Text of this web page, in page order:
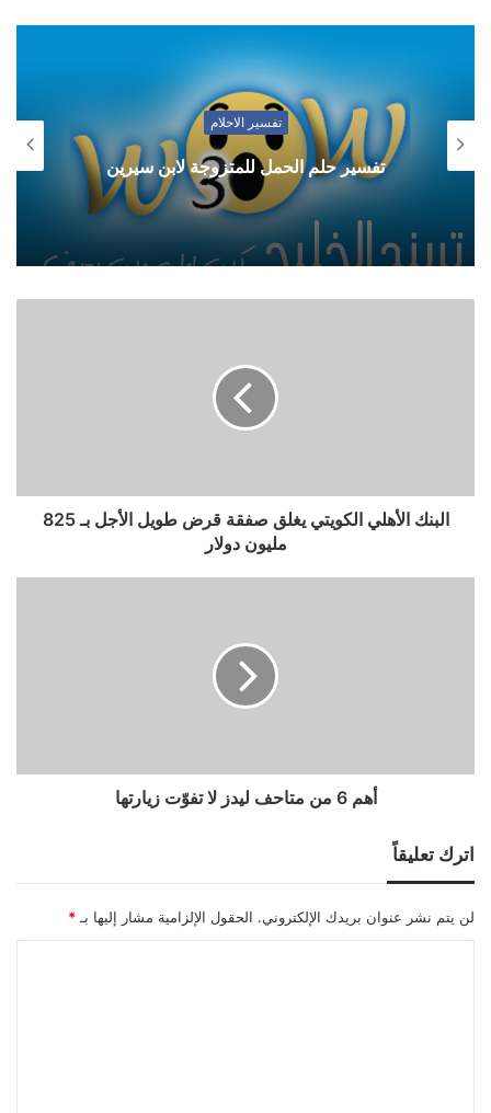
تفسير الاحلام
تفسير حلم الحمل للعزباء لابن سيرين
البنك الأهلي الكويتي يغلق صفقة قرض طويل الأجل بـ 825
مليون دولار
أهم 6 من متاحف ليدز لا تفوّت زيارتها
اترك تعليقاً
لن يتم نشر عنوان بريدك الإلكتروني. الحقول الإلزامية مشار إليها بـ *